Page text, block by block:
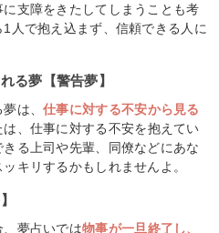
支障をきたしてしまうことも考
人で抱え込まず、信頼できる人に
る夢【警告夢】
夢は、仕事に対する不安から見る
、仕事に対する不安を抱えてい
る上司や先輩、同僚などにあな
キリするかもしれませんよ。
夢占いでは物事が一旦終了し、